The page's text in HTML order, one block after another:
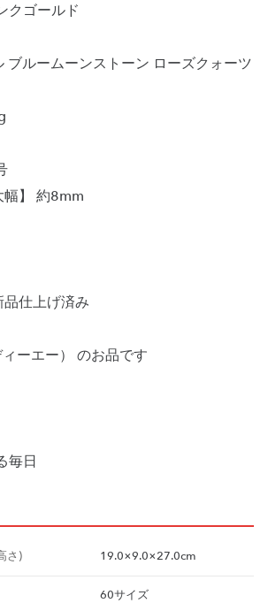
クゴールド
ブルームーンストーン ローズクォーツ
約8mm
品仕上げ済み
ーエー） のお品です
毎日
さ) 19.0×9.0×27.0cm
60サイズ